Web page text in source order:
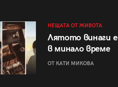
НЕЩАТА ОТ ЖИВОТА
Лятото винаги е
в минало време
ОТ КАТИ МИКОВА